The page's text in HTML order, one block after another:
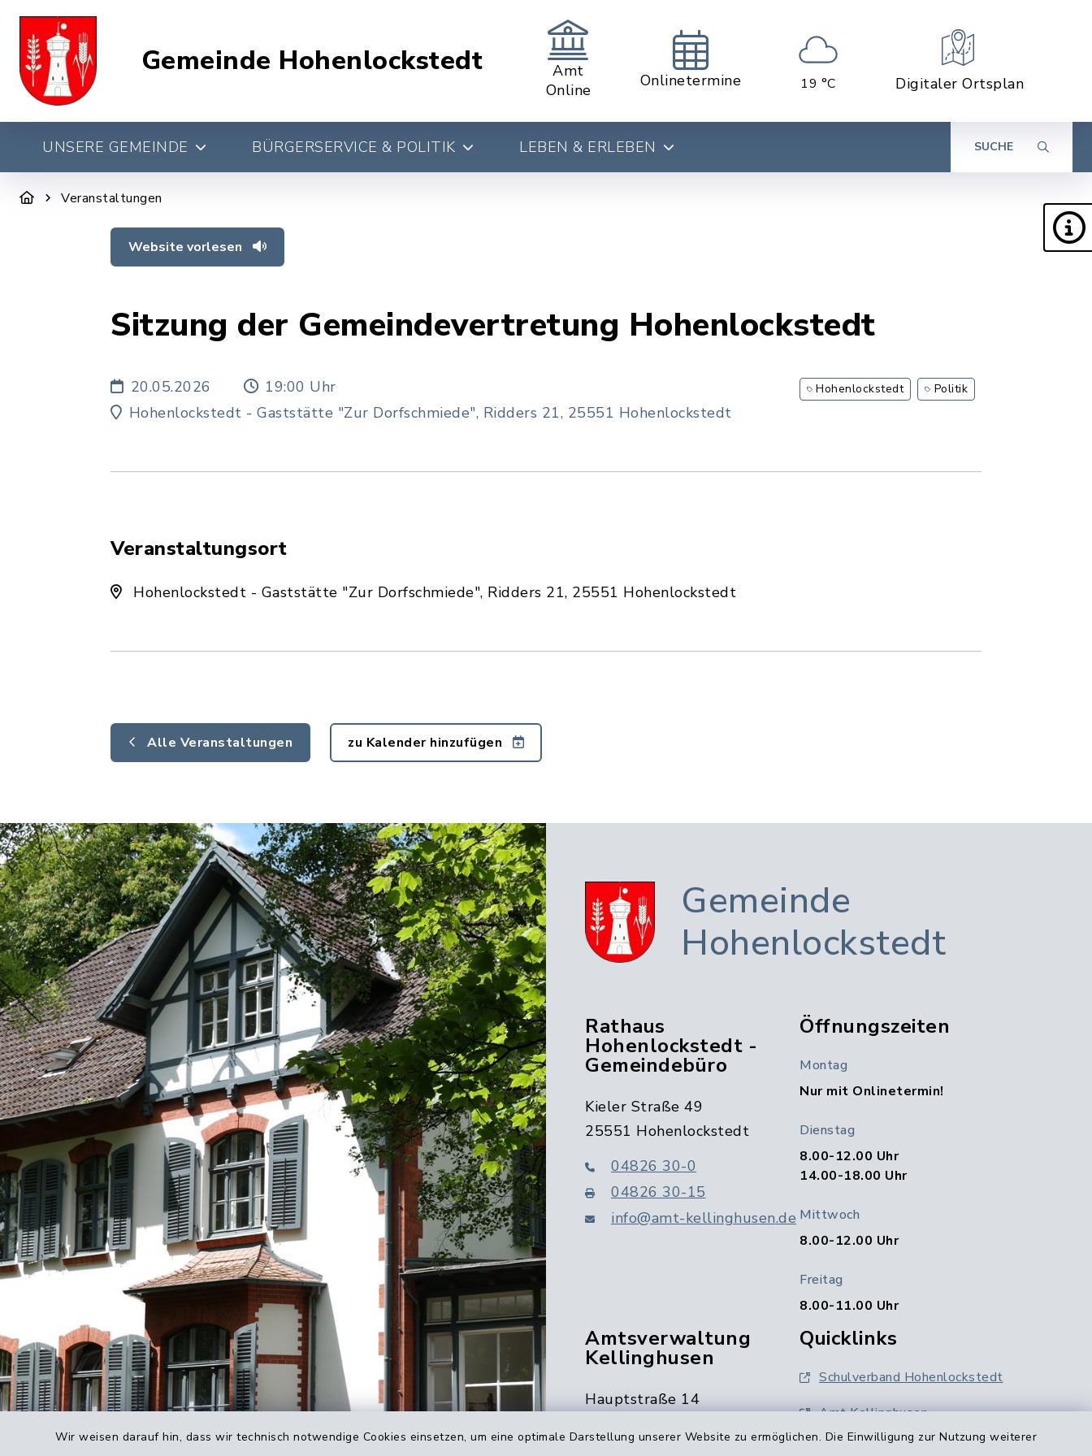
Wir weisen darauf hin, dass wir technisch notwendige Cookies einsetzen, um eine optimale Darstellung unserer Website zu ermöglichen. Die Einwilligung zur Nutzung weiterer
Gemeinde Hohenlockstedt
Amt
Online
Onlinetermine 19 °C Digitaler Ortsplan
UNSERE GEMEINDE BÜRGERSERVICE & POLITIK LEBEN & ERLEBEN SUCHE
Veranstaltungen
Website vorlesen
Sitzung der Gemeindevertretung Hohenlockstedt
20.05.2026
19:00 Uhr
Hohenlockstedt - Gaststätte "Zur Dorfschmiede", Ridders 21, 25551 Hohenlockstedt
Hohenlockstedt Politik
Veranstaltungsort
Hohenlockstedt - Gaststätte "Zur Dorfschmiede", Ridders 21, 25551 Hohenlockstedt
Alle Veranstaltungen zu Kalender hinzufügen
Gemeinde
Hohenlockstedt
Rathaus
Hohenlockstedt -
Gemeindebüro
Kieler Straße 49
25551 Hohenlockstedt
04826 30-0
04826 30-15
info@amt-kellinghusen.de
Öffnungszeiten
Montag
Nur mit Onlinetermin!
Dienstag
8.00-12.00 Uhr
14.00-18.00 Uhr
Mittwoch
8.00-12.00 Uhr
Freitag
8.00-11.00 Uhr
Amtsverwaltung
Kellinghusen
Hauptstraße 14
Quicklinks
Schulverband Hohenlockstedt
Amt Kellinghusen
Kreis Steinburg